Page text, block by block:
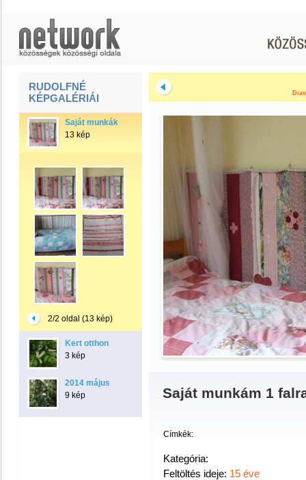
RUDOLFNÉ
KÉPGALÉRIÁI
Saját munkák
13 kép
2/2 oldal (13 kép)
Kert otthon
3 kép
2014 május
9 kép
Saját munkám 1
Címkék:
Kategória:
Feltöltés ideje: 15 éve